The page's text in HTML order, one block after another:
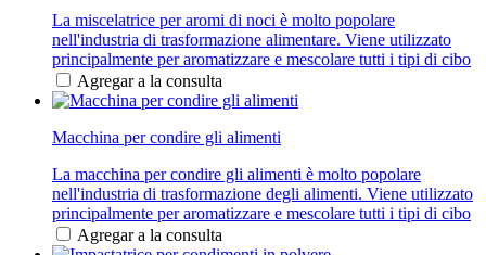
La miscelatrice per aromi di noci è molto popolare
nell'industria di trasformazione alimentare. Viene utilizzato
principalmente per aromatizzare e mescolare tutti i tipi di cibo
Agregar a la consulta
Macchina per condire gli alimenti
La macchina per condire gli alimenti è molto popolare
nell'industria di trasformazione degli alimenti. Viene utilizzato
principalmente per aromatizzare e mescolare tutti i tipi di cibo
Agregar a la consulta